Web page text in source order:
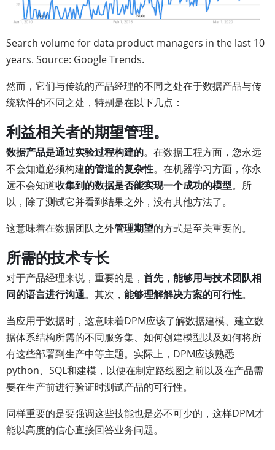
Search volume for data product managers in the last 10
years. Source: Google Trends.
然而，它们与传统的产品经理的不同之处在于数据产品与传
统软件的不同之处，特别是在以下几点：
利益相关者的期望管理。
数据产品是通过实验过程构建的。在数据工程方面，您永远
不会知道必须构建的管道的复杂性。在机器学习方面，你永
远不会知道收集到的数据是否能实现一个成功的模型。所
以，除了测试它并看到结果之外，没有其他方法了。
这意味着在数据团队之外管理期望的方式是至关重要的。
所需的技术专长
对于产品经理来说，重要的是， 首先，能够用与技术团队相
同的语言进行沟通。其次， 能够理解解决方案的可行性。
当应用于数据时，这意味着DPM应该了解数据建模、建立数
据体系结构所需的不同服务集、如何创建模型以及如何将所
有这些部署到生产中等主题。实际上，DPM应该熟悉
python、SQL和建模，以便在制定路线图之前以及在产品需
要在生产前进行验证时测试产品的可行性。
同样重要的是要强调这些技能也是必不可少的，这样DPM才
能以高度的信心直接回答业务问题。